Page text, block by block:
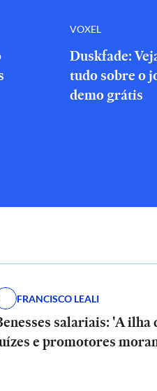
VOXEL
Duskfade:
tudo sobre o
demo grátis
FRANCISCO LEALI
salariais: 'A ilha
e promotores